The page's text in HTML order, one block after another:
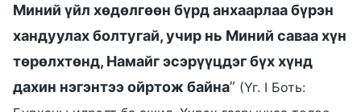
Миний үйл хөдөлгөөн бүрд анхаарлаа бүрэн
хандуулах болтугай, учир нь Миний саваа хүн
төрөлхтөнд, Намайг эсэрүүцдэг бүх хүнд
дахин нэгэнтээ ойртож байна” (Үг. I Боть: